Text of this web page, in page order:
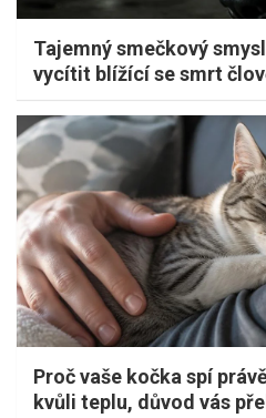
Tajemný smečkový
vycítit blížící se smrt
Proč vaše kočka spí
kvůli teplu, důvod vás